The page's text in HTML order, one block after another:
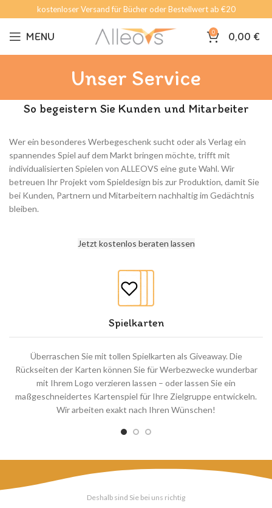
kostenloser Versand für Bücher oder Bestellwert ab €20
MENU 0 0,00 €
Unser Service
So begeistern Sie Kunden und Mitarbeiter
Wer ein besonderes Werbegeschenk sucht oder als Verlag ein
spannendes Spiel auf dem Markt bringen möchte, trifft mit
individualisierten Spielen von ALLEOVS eine gute Wahl. Wir
betreuen Ihr Projekt vom Spieldesign bis zur Produktion, damit Sie
bei Kunden, Partnern und Mitarbeitern nachhaltig im Gedächtnis
bleiben.
Jetzt kostenlos beraten lassen
Spielkarten
Überraschen Sie mit tollen Spielkarten als Giveaway. Die
Rückseiten der Karten können Sie für Werbezwecke wunderbar
mit Ihrem Logo verzieren lassen – oder lassen Sie ein
maßgeschneidertes Kartenspiel für Ihre Zielgruppe entwickeln.
Wir arbeiten exakt nach Ihren Wünschen!
Deshalb sind Sie bei uns richtig